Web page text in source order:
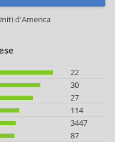
d'America
22
30
27
114
3447
87